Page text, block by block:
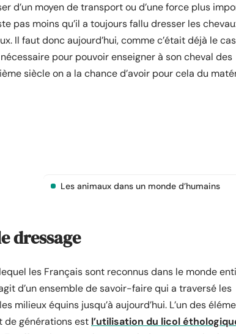
d’un moyen de transport ou d’une force plus
pas moins qu’il a toujours fallu dresser les
Il faut donc aujourd’hui, comme c’était déjà le
pour pouvoir enseigner à son cheval des
siècle on a la chance d’avoir pour cela du
Les animaux dans un monde d’humains
dressage
les Français sont reconnus dans le monde
d’un ensemble de savoir-faire qui a traversé les
milieux équins jusqu’à aujourd’hui. L’un des
générations est l’utilisation du licol